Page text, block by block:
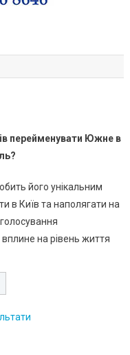
перейменувати Южне в
його унікальним
в Київ та наполягати на
на рівень життя